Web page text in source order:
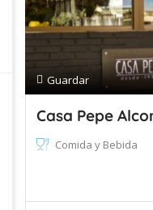
Guardar
Casa Pepe
Comida y Bebida